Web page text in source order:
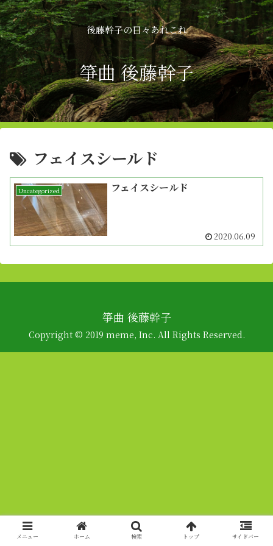
後藤幹子の日々あれこれ
箏曲 後藤幹子
フェイスシールド
Uncategorized フェイスシールド
2020.06.09
箏曲 後藤幹子
Copyright © 2019 meme, Inc. All Rights Reserved.
メニュー ホーム 検索 トップ サイドバー